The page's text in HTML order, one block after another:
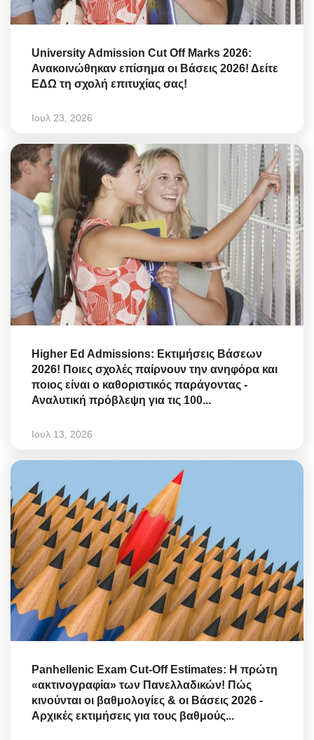
University Admission Cut Off Marks 2026:
Ανακοινώθηκαν επίσημα οι Βάσεις 2026! Δείτε
ΕΔΩ τη σχολή επιτυχίας σας!
Ιουλ 23, 2026
Higher Ed Admissions: Εκτιμήσεις Βάσεων
2026! Ποιες σχολές παίρνουν την ανηφόρα και
ποιος είναι ο καθοριστικός παράγοντας -
Αναλυτική πρόβλεψη για τις 100...
Ιουλ 13, 2026
Panhellenic Exam Cut-Off Estimates: Η πρώτη
«ακτινογραφία» των Πανελλαδικών! Πώς
κινούνται οι βαθμολογίες & οι Βάσεις 2026 -
Αρχικές εκτιμήσεις για τους βαθμούς...